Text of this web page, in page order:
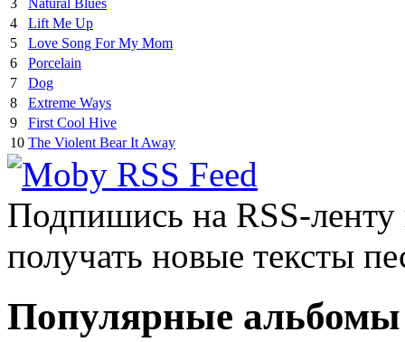
3
Natural Blues
4
Lift Me Up
5
Love Song For My Mom
6
Porcelain
7
Dog
8
Extreme Ways
9
First Cool Hive
10 The Violent Bear It Away
Подпишись на RSS-
получать новые тексты
Популярные